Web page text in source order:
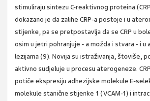
stimuliraju sintezu C-reaktivnog proteina
dokazano je da zalihe CRP-a postoje i u
stijenke, pa se pretpostavlja da se CRP u
osim u jetri pohranjuje - a možda i stvara - i
lezijama (9). Novija su istraživanja, štoviše,
aktivno sudjeluje u procesu aterogeneze.
potiče ekspresiju adhezijske molekule E-
molekule stanične stijenke 1 (VCAM-1) i